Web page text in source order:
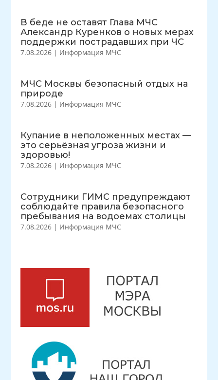
В беде не оставят Глава МЧС
Александр Куренков о новых мерах
поддержки пострадавших при ЧС
7.08.2026 | Информация МЧС
МЧС Москвы безопасный отдых на
природе
7.08.2026 | Информация МЧС
Купание в неположенных местах —
это серьёзная угроза жизни и
здоровью!
7.08.2026 | Информация МЧС
Сотрудники ГИМС предупреждают
соблюдайте правила безопасного
пребывания на водоемах столицы
7.08.2026 | Информация МЧС